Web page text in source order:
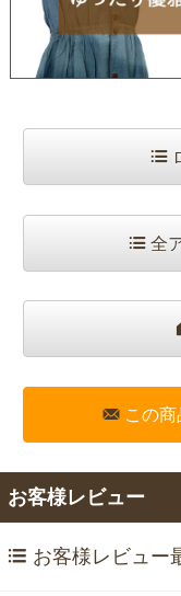
全
この
お客様レビュー
お客様レビュー